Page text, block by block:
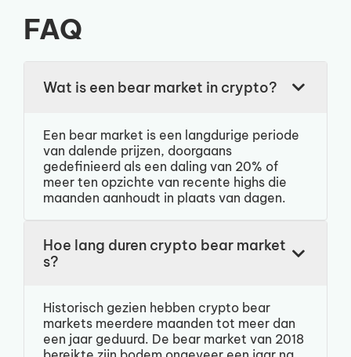
FAQ
Wat is een bear market in crypto?
Een bear market is een langdurige periode
van dalende prijzen, doorgaans
gedefinieerd als een daling van 20% of
meer ten opzichte van recente highs die
maanden aanhoudt in plaats van dagen.
Hoe lang duren crypto bear market
s?
Historisch gezien hebben crypto bear
markets meerdere maanden tot meer dan
een jaar geduurd. De bear market van 2018